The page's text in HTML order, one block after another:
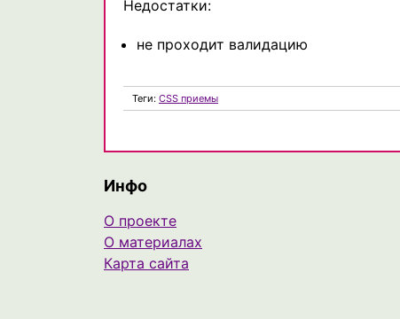
Недостатки:
не проходит валидацию
Теги: CSS приемы
Инфо
О проекте
О материалах
Карта сайта